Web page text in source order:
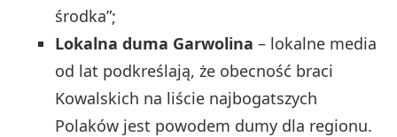
środka”;
Lokalna duma Garwolina – lokalne media
od lat podkreślają, że obecność braci
Kowalskich na liście najbogatszych
Polaków jest powodem dumy dla regionu.